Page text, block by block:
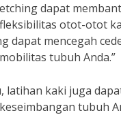
dapat
otot-otot
dapat mencegah
tubuh Anda.”
latihan kaki juga
tubuh